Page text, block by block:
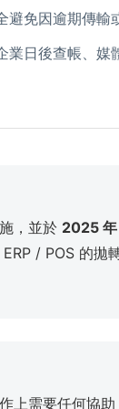
避免因逾期傳
業日後查帳、
，並於 2025 年
/ POS 的拋
上需要任何協